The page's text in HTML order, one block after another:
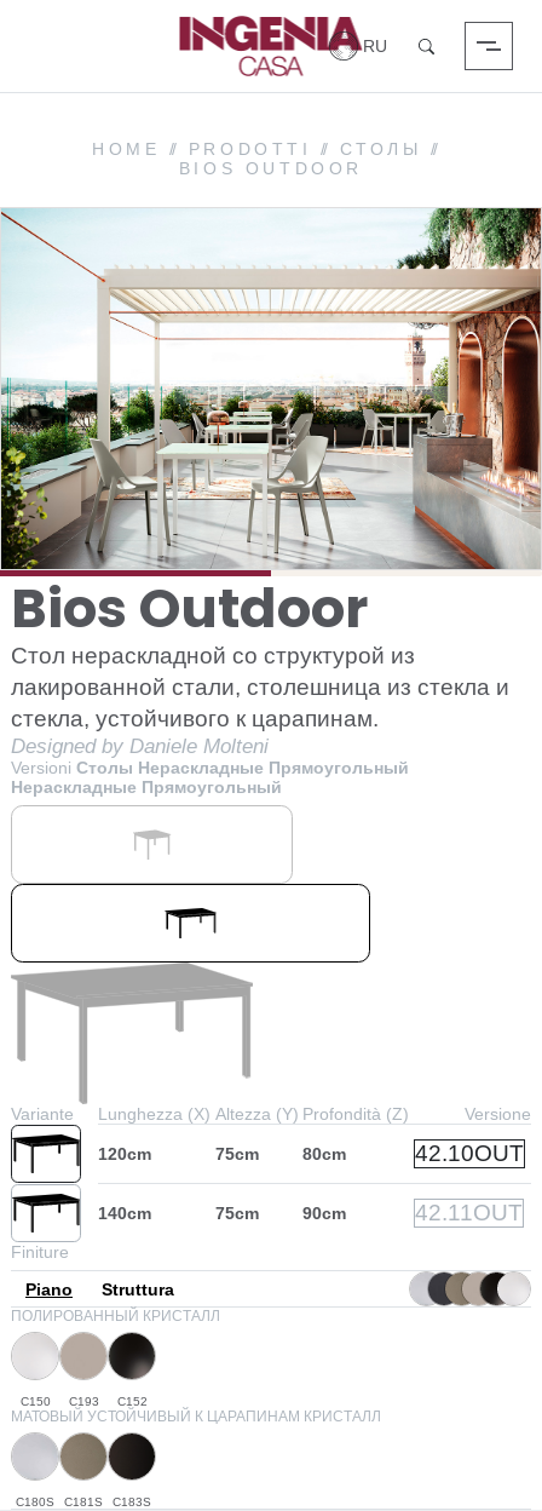
Поиск
Вход в систему
HOME // PRODOTTI // СТОЛЫ
//
BIOS OUTDOOR
Bios Outdoor
Стол нераскладной со структурой из
лакированной стали, столешница из стекла и
стекла, устойчивого к царапинам.
Designed by Daniele Molteni
Versioni Столы Нераскладные Прямоугольный
Нераскладные Прямоугольный
Variante Lunghezza (X) Altezza (Y) Profondità (Z) Versione
120cm 75cm 80cm 42.10OUT
140cm 75cm 90cm 42.11OUT
Finiture
Piano
Struttura
ПОЛИРОВАННЫЙ КРИСТАЛЛ
C150 C193 C152
МАТОВЫЙ УСТОЙЧИВЫЙ К ЦАРАПИНАМ КРИСТАЛЛ
C180S C181S C183S